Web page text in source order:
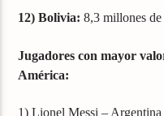
12) Bolivia: 8,3 millones de
Jugadores con mayor
América:
1) Lionel Messi –